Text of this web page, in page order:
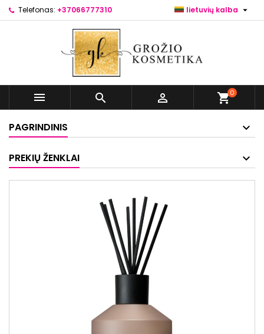
Telefonas: +37066777310 lietuvių kalba 
   shopping_cart0
PAGRINDINIS
PREKIŲ ŽENKLAI